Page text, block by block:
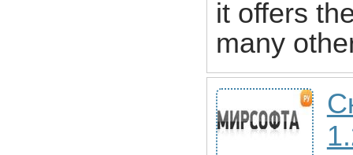
it offers
many